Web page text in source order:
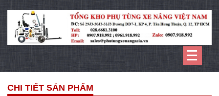
CHI TIẾT SẢN PHẨM